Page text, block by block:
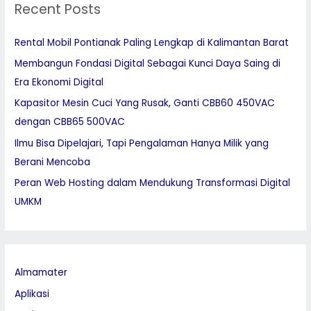
c
f
o
r
:
Recent Posts
Rental Mobil Pontianak Paling Lengkap di Kalimantan Barat
Membangun Fondasi Digital Sebagai Kunci Daya Saing di
Era Ekonomi Digital
Kapasitor Mesin Cuci Yang Rusak, Ganti CBB60 450VAC
dengan CBB65 500VAC
Ilmu Bisa Dipelajari, Tapi Pengalaman Hanya Milik yang
Berani Mencoba
Peran Web Hosting dalam Mendukung Transformasi Digital
UMKM
Almamater
Aplikasi